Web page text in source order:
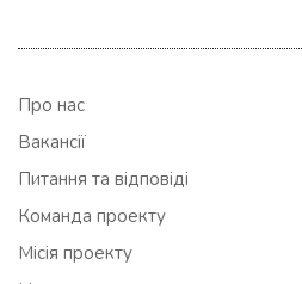
Про нас
Вакансії
Питання та відповіді
Команда проекту
Місія проекту